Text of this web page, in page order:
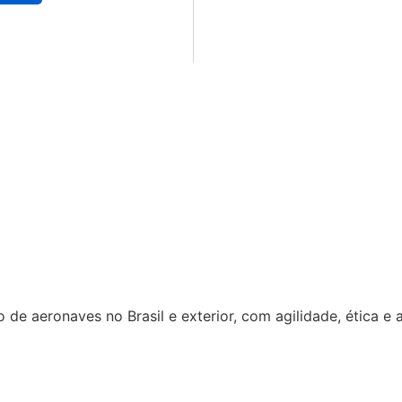
aeronaves no Brasil e exterior, com agilidade, ética e